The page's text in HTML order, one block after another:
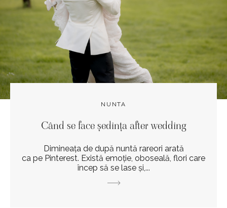
NUNTA
Când se face ședința after wedding
Dimineața de după nuntă rareori arată
ca pe Pinterest. Există emoție, oboseală, flori care
încep să se lase și,...